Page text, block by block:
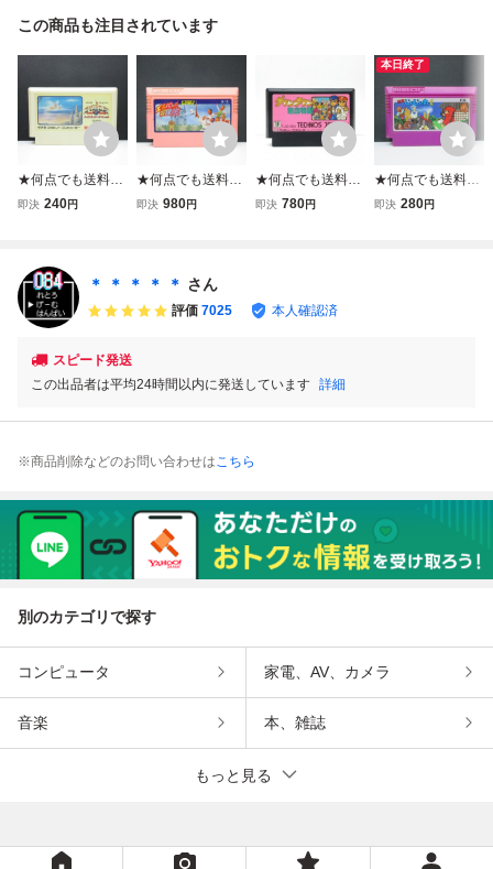
この商品も注目されています
★何点でも送料１
８５円★ ハイドラ
ト 動作確認済み
即決 240円
★何点でも送料１
８５円★ エスパ冒
動作確認済み
即決 980円
★何点でも送料１
８５円★ ダウンタ
即決 780円
本日終了
★何点でも送料１
８５円★ ⑥ 忍者
即決 280円
＊ ＊ ＊ ＊ ＊ さん
評価 7025 本人確認済
スピード発送
この出品者は平均24時間以内に発送しています 詳細
※商品削除などのお問い合わせはこちら
別のカテゴリで探す
コンピュータ 家電、AV、カメラ
音楽 本、雑誌
もっと見る